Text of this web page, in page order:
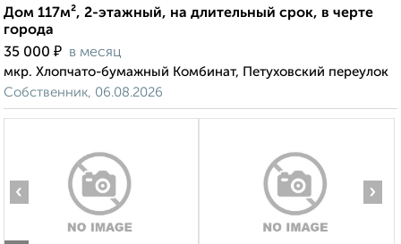
Дом 117м², 2-этажный, на длительный срок, в черте
города
35 000 ₽ в месяц
мкр. Хлопчато-бумажный Комбинат, Петуховский переулок
Собственник, 06.08.2026
‹ ›